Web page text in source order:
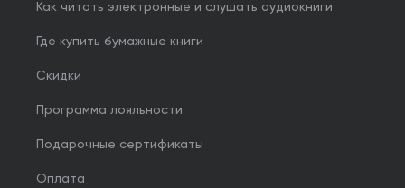
Как читать электронные и слушать аудиокниги
Где купить бумажные книги
Скидки
Программа лояльности
Подарочные сертификаты
Оплата